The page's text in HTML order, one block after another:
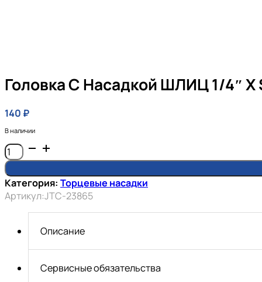
Головка С Насадкой ШЛИЦ 1/4″ Х
140 ₽
В наличии
Количество
товара
Головка
с
насадкой
ШЛИЦ
SL6.5,
длина
Категория: Торцевые насадки
Артикул:JTC-23865
Описание
Сервисные обязательства